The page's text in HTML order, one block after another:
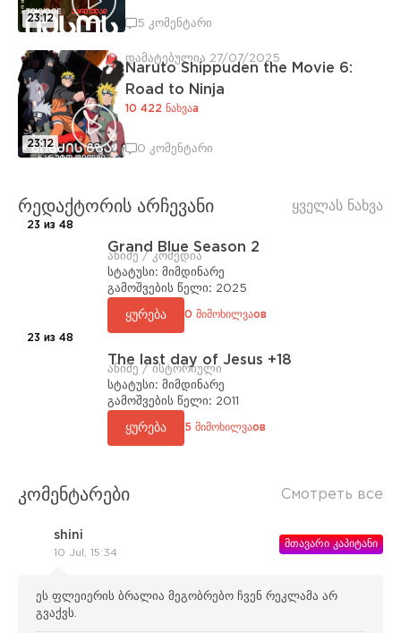
23:12
5 კომენტარი
23:12
დამატებულია 27/07/2025
Naruto Shippuden the Movie 6:
Road to Ninja
10 422 ნახვაа
0 კომენტარი
რედაქტორის არჩევანი ყველას ნახვა
23 из 48
Grand Blue Season 2
ანიმე / კომედია
სტატუსი: მიმდინარე
გამოშვების წელი: 2025
ყურება 0 მიმოხილვაов
23 из 48
The last day of Jesus +18
ანიმე / ისტორიული
სტატუსი: მიმდინარე
გამოშვების წელი: 2011
ყურება 5 მიმოხილვაов
კომენტარები Смотреть все
shini
10 Jul, 15:34
მთავარი კაპიტანი
ეს ფლეიერის ბრალია მეგობრებო ჩვენ რეკლამა არ
გვაქვს.